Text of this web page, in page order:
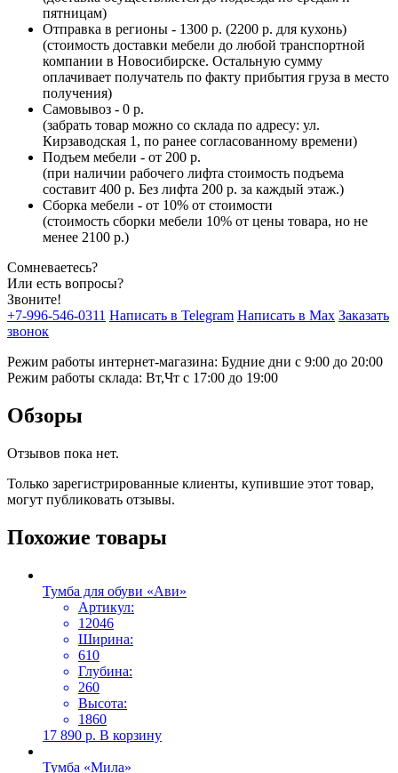
пятницам)
Отправка в регионы - 1300 р. (2200 р. для кухонь)
(стоимость доставки мебели до любой транспортной
компании в Новосибирске. Остальную сумму
оплачивает получатель по факту прибытия груза в место
получения)
Самовывоз - 0 р.
(забрать товар можно со склада по адресу: ул.
Кирзаводская 1, по ранее согласованному времени)
Подъем мебели - от 200 р.
(при наличии рабочего лифта стоимость подъема
составит 400 р. Без лифта 200 р. за каждый этаж.)
Сборка мебели - от 10% от стоимости
(стоимость сборки мебели 10% от цены товара, но не
менее 2100 р.)
Сомневаетесь?
Или есть вопросы?
Звоните!
+7-996-546-0311 Написать в Telegram Написать в Max Заказать
звонок
Режим работы интернет-магазина: Будние дни с 9:00 до 20:00
Режим работы склада: Вт,Чт с 17:00 до 19:00
Обзоры
Отзывов пока нет.
Только зарегистрированные клиенты, купившие этот товар,
могут публиковать отзывы.
Похожие товары
Тумба для обуви «Ави»
Артикул:
12046
Ширина:
610
Глубина:
260
Высота:
1860
17 890 р. В корзину
Тумба «Мила»